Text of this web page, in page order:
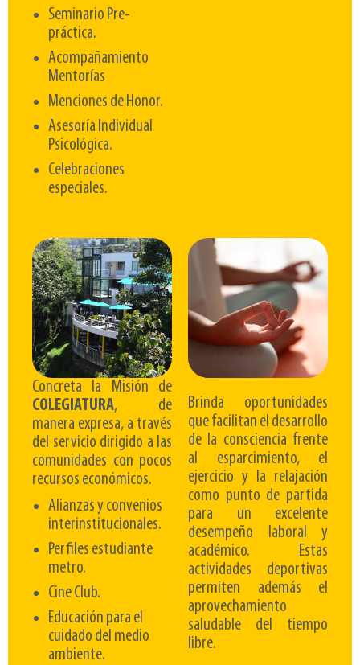
Seminario Pre-
práctica.
Acompañamiento
Mentorías
Menciones de Honor.
Asesoría Individual
Psicológica.
Celebraciones
especiales.
Concreta la Misión de
COLEGIATURA, de
manera expresa, a través
del servicio dirigido a las
comunidades con pocos
recursos económicos.
Alianzas y convenios
interinstitucionales.
Perfiles estudiante
metro.
CineC lub.
Educación para el
cuidado del medio
ambiente.
Brinda oportunidades
que facilitan el desarrollo
de la consciencia frente
al esparcimiento, el
ejercicio y la relajación
como punto de partida
para un excelente
desempeño laboral y
académico. Estas
actividades deportivas
permiten además el
aprovechamiento
saludable del tiempo
libre.